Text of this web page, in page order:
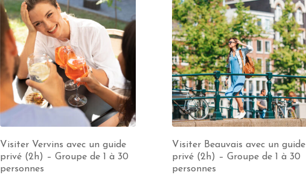
Visiter Vervins avec un guide
privé (2h) – Groupe de 1 à 30
personnes
Visiter Beauvais avec un guide
privé (2h) – Groupe de 1 à 30
personnes